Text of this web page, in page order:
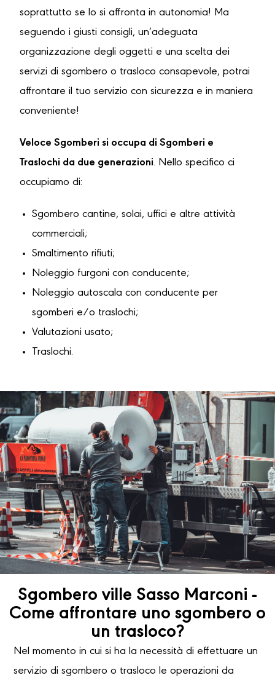
soprattutto se lo si affronta in autonomia! Ma
seguendo i giusti consigli, un’adeguata
organizzazione degli oggetti e una scelta dei
servizi di sgombero o trasloco consapevole, potrai
affrontare il tuo servizio con sicurezza e in maniera
conveniente!
Veloce Sgomberi si occupa di Sgomberi e
Traslochi da due generazioni. Nello specifico ci
occupiamo di:
Sgombero cantine, solai, uffici e altre attività
commerciali;
Smaltimento rifiuti;
Noleggio furgoni con conducente;
Noleggio autoscala con conducente per
sgomberi e/o traslochi;
Valutazioni usato;
Traslochi.
Sgombero ville Sasso Marconi -
Come affrontare uno sgombero o
un trasloco?
Nel momento in cui si ha la necessità di effettuare un
servizio di sgombero o trasloco le operazioni da